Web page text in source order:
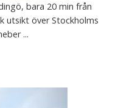
bara 20 min från
utsikt över Stockholms
...